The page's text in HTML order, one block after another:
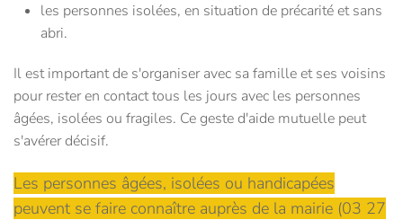
les personnes isolées, en situation de précarité et sans
abri.
Il est important de s'organiser avec sa famille et ses voisins
pour rester en contact tous les jours avec les personnes
âgées, isolées ou fragiles. Ce geste d'aide mutuelle peut
s'avérer décisif.
Les personnes âgées, isolées ou handicapées
peuvent se faire connaître auprès de la mairie (03 27